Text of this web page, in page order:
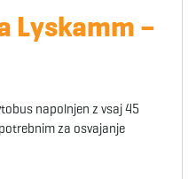
Lyskamm –
napolnjen z vsaj 45
za osvajanje